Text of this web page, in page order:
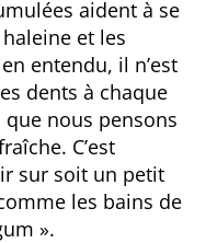
aident à se
et les
entendu, il n’est
dents à chaque
nous pensons
C’est
sur soit un petit
les bains de
».